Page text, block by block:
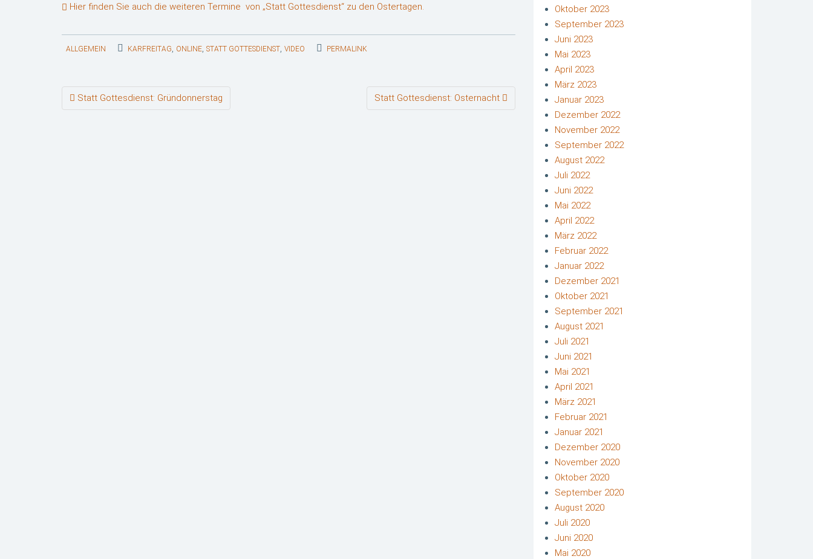
Hier finden Sie auch die weiteren Termine von „Statt Gottesdienst“ zu den Ostertagen.
ALLGEMEIN KARFREITAG, ONLINE, STATT GOTTESDIENST, VIDEO PERMALINK
Beitragsnavigation
Statt Gottesdienst: Gründonnerstag Statt Gottesdienst: Osternacht
Oktober 2023
September 2023
Juni 2023
Mai 2023
April 2023
März 2023
Januar 2023
Dezember 2022
November 2022
September 2022
August 2022
Juli 2022
Juni 2022
Mai 2022
April 2022
März 2022
Februar 2022
Januar 2022
Dezember 2021
Oktober 2021
September 2021
August 2021
Juli 2021
Juni 2021
Mai 2021
April 2021
März 2021
Februar 2021
Januar 2021
Dezember 2020
November 2020
Oktober 2020
September 2020
August 2020
Juli 2020
Juni 2020
Mai 2020